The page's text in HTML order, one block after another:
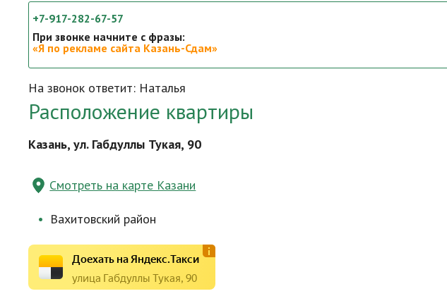
+7-917-282-67-57
При звонке начните с фразы:
«Я по рекламе сайта Казань-Сдам»
На звонок ответит: Наталья
Расположение квартиры
Казань, ул. Габдуллы Тукая, 90
Смотреть на карте Казани
Вахитовский район
Доехать на Яндекс.Такси
улица Габдуллы Тукая, 90